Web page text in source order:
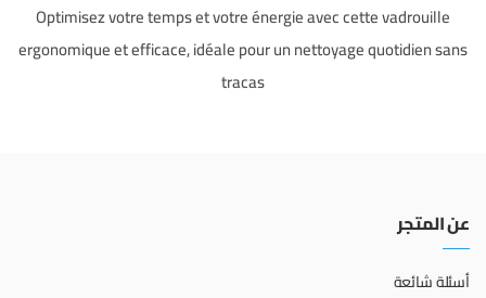
Optimisez votre temps et votre énergie avec cette vadrouille
ergonomique et efficace, idéale pour un nettoyage quotidien sans
tracas
عن المتجر
أسئلة شائعة